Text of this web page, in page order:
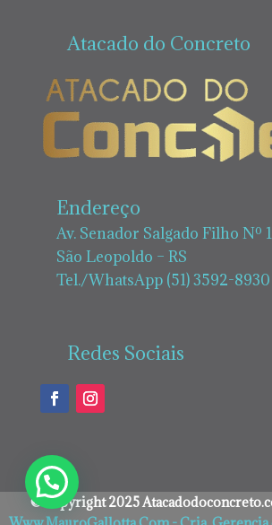
Atacado do Concreto
Endereço
Av. Senador Salgado Filho Nº
São Leopoldo – RS
Tel./WhatsApp (51) 3592-8930
Redes Sociais
©Copyright 2025